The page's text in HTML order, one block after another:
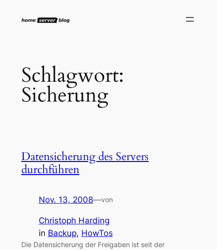
Inhalt
Schlagwort:
Sicherung
Datensicherung des Servers
durchführen
Nov. 13, 2008—von
Christoph Harding
in Backup, HowTos
Die Datensicherung der Freigaben ist seit der